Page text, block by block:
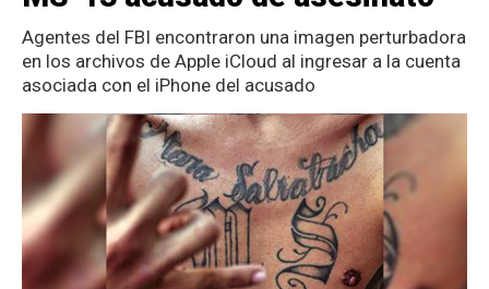
Agentes del FBI encontraron una imagen perturbadora
en los archivos de Apple iCloud al ingresar a la cuenta
asociada con el iPhone del acusado